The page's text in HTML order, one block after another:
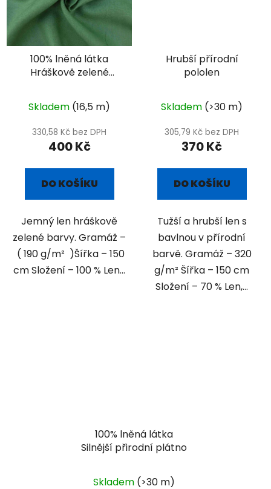
100% lněná látka
Hráškově zelené
Skladem (16,5 m)
330,58 Kč bez DPH
400 Kč
DO KOŠÍKU
Jemný len hráškově
zelené barvy. Gramáž –
( 190 g/m² )Šířka – 150
cm Složení – 100 % Len...
Hrubší přírodní
pololen
Skladem (>30 m)
305,79 Kč bez DPH
370 Kč
DO KOŠÍKU
Tužší a hrubší len s
bavlnou v přírodní
barvě. Gramáž – 320
g/m² Šířka – 150 cm
Složení – 70 % Len,...
100% lněná látka
Silnější přirodní plátno
Skladem (>30 m)